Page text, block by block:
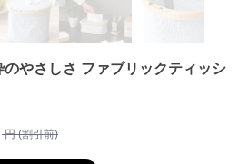
やさしさ ファブリックティッシ
円 (割引前)